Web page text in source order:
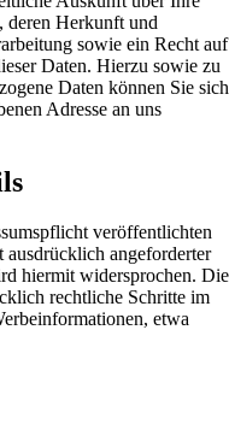
deren Herkunft und
sowie ein Recht auf
Daten. Hierzu sowie zu
Daten können Sie sich
Adresse an uns
veröffentlichten
angeforderter
hiermit widersprochen. Die
rechtliche Schritte im
etwa